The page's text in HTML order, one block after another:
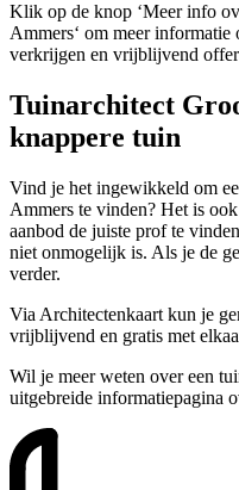
Klik op de knop ‘Meer info
Ammers‘ om meer
verkrijgen en vrijblijvend
Tuinarchitect
knappere tuin
Vind je het ingewikkeld om
Ammers te vinden? Het is
aanbod de juiste prof te
niet onmogelijk is. Als je de
verder.
Via Architectenkaart kun je
vrijblijvend en gratis met
Wil je meer weten over een
uitgebreide informatiepagina